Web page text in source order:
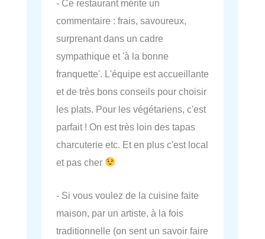
- Ce restaurant mérite un
commentaire : frais, savoureux,
surprenant dans un cadre
sympathique et 'à la bonne
franquette'. L'équipe est accueillante
et de très bons conseils pour choisir
les plats. Pour les végétariens, c'est
parfait ! On est très loin des tapas
charcuterie etc. Et en plus c'est local
et pas cher
- Si vous voulez de la cuisine faite
maison, par un artiste, à la fois
traditionnelle (on sent un savoir faire